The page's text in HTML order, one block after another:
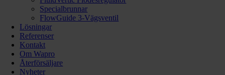
Specialbrunnar
FlowGuide 3-Vägsventil
Lösningar
Referenser
Kontakt
Om Wapro
Återförsäljare
Nyheter